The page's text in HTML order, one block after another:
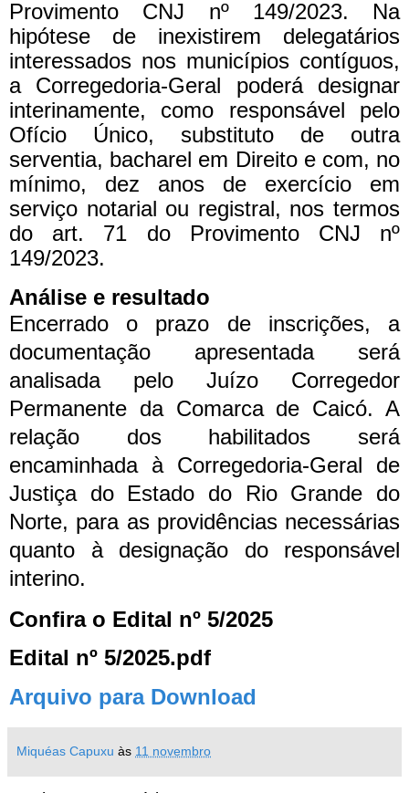
Provimento CNJ nº 149/2023. Na
hipótese de inexistirem delegatários
interessados nos municípios contíguos,
a Corregedoria-Geral poderá designar
interinamente, como responsável pelo
Ofício Único, substituto de outra
serventia, bacharel em Direito e com, no
mínimo, dez anos de exercício em
serviço notarial ou registral, nos termos
do art. 71 do Provimento CNJ nº
149/2023.
Análise e resultado
Encerrado o prazo de inscrições, a
documentação apresentada será
analisada pelo Juízo Corregedor
Permanente da Comarca de Caicó. A
relação dos habilitados será
encaminhada à Corregedoria-Geral de
Justiça do Estado do Rio Grande do
Norte, para as providências necessárias
quanto à designação do responsável
interino.
Confira o Edital nº 5/2025
Edital nº 5/2025.pdf
Arquivo para Download
Miquéas Capuxu às 11 novembro